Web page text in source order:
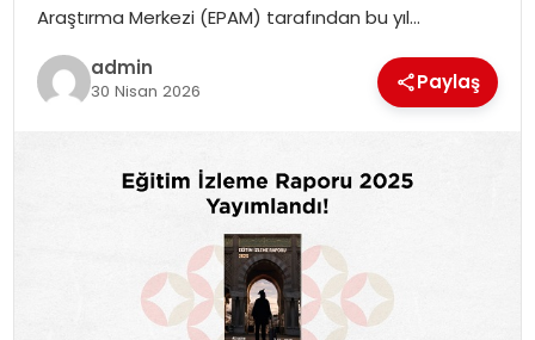
Araştırma Merkezi (EPAM) tarafından bu yıl…
admin
30 Nisan 2026 Paylaş